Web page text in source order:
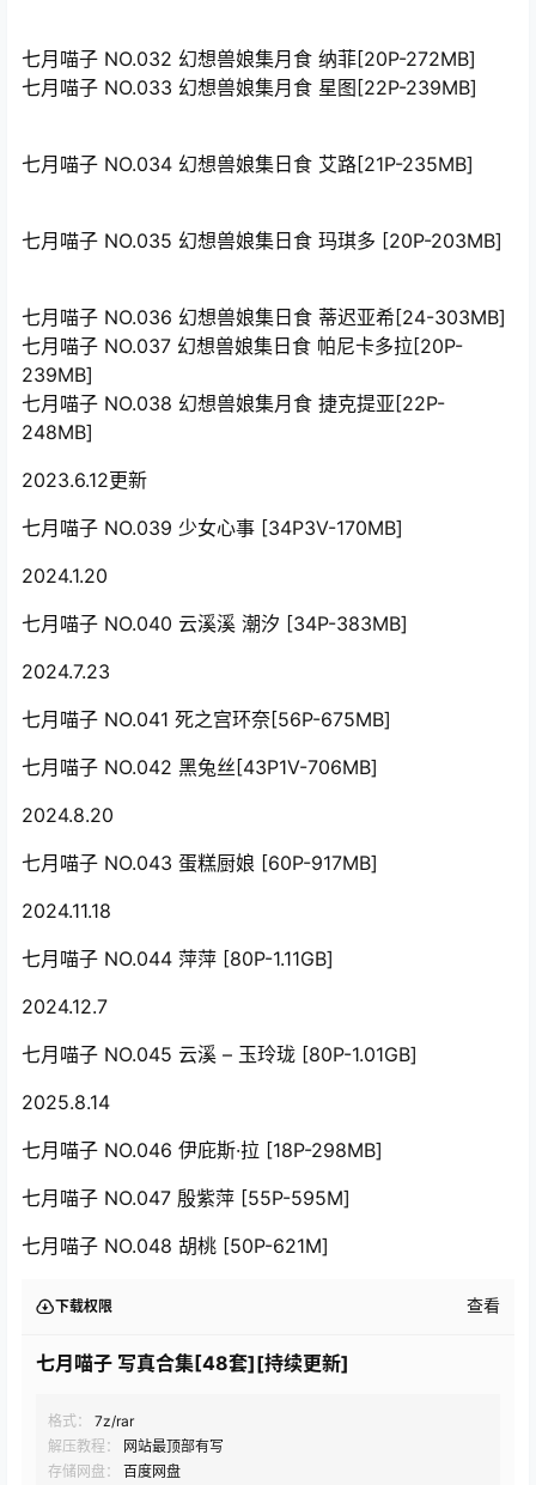
七月喵子 NO.032 幻想兽娘集月食 纳菲[20P-272MB]
七月喵子 NO.033 幻想兽娘集月食 星图[22P-239MB]
七月喵子 NO.034 幻想兽娘集日食 艾路[21P-235MB]
七月喵子 NO.035 幻想兽娘集日食 玛琪多 [20P-203MB]
七月喵子 NO.036 幻想兽娘集日食 蒂迟亚希[24-303MB]
七月喵子 NO.037 幻想兽娘集日食 帕尼卡多拉[20P-
239MB]
七月喵子 NO.038 幻想兽娘集月食 捷克提亚[22P-
248MB]
2023.6.12更新
七月喵子 NO.039 少女心事 [34P3V-170MB]
2024.1.20
七月喵子 NO.040 云溪溪 潮汐 [34P-383MB]
2024.7.23
七月喵子 NO.041 死之宫环奈[56P-675MB]
七月喵子 NO.042 黑兔丝[43P1V-706MB]
2024.8.20
七月喵子 NO.043 蛋糕厨娘 [60P-917MB]
2024.11.18
七月喵子 NO.044 萍萍 [80P-1.11GB]
2024.12.7
七月喵子 NO.045 云溪 – 玉玲珑 [80P-1.01GB]
2025.8.14
七月喵子 NO.046 伊庇斯·拉 [18P-298MB]
七月喵子 NO.047 殷紫萍 [55P-595M]
七月喵子 NO.048 胡桃 [50P-621M]
下载权限 查看
七月喵子 写真合集[48套][持续更新]
格式：
7z/rar
解压教程：
网站最顶部有写
存储网盘：
百度网盘